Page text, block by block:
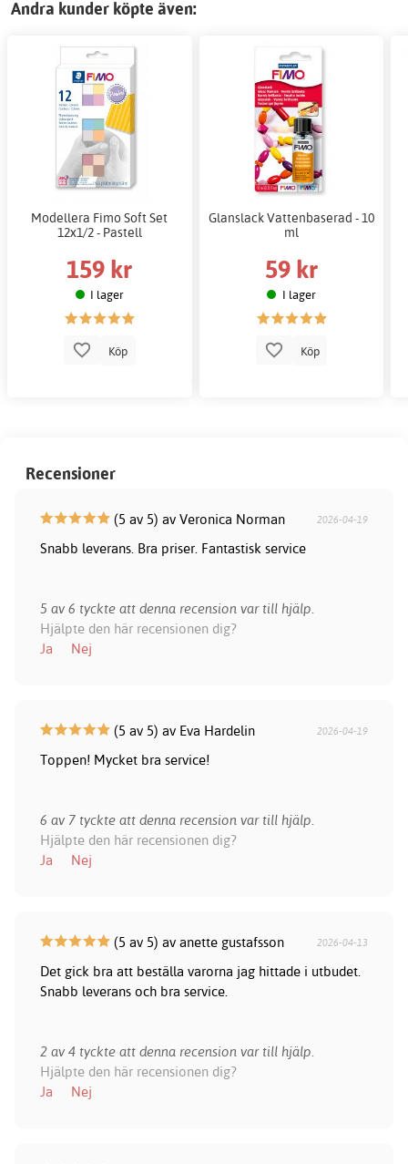
Andra kunder köpte även:
Modellera Fimo Soft Set
12x1/2 - Pastell
159 kr
I lager
Köp
Glanslack Vattenbaserad - 10
ml
59 kr
I lager
Köp
Recensioner
(5 av 5) av Veronica Norman 2026-04-19
Snabb leverans. Bra priser. Fantastisk service
5 av 6 tyckte att denna recension var till hjälp.
Hjälpte den här recensionen dig?
Ja
Nej
(5 av 5) av Eva Hardelin 2026-04-19
Toppen! Mycket bra service!
6 av 7 tyckte att denna recension var till hjälp.
Hjälpte den här recensionen dig?
Ja
Nej
(5 av 5) av anette gustafsson 2026-04-13
Det gick bra att beställa varorna jag hittade i utbudet.
Snabb leverans och bra service.
2 av 4 tyckte att denna recension var till hjälp.
Hjälpte den här recensionen dig?
Ja
Nej